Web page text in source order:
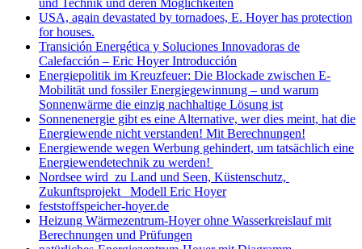
USA, again devastated by tornadoes, E. Hoyer has protection
for houses.
Transición Energética y Soluciones Innovadoras de
Calefacción – Eric Hoyer Introducción
Energiepolitik im Kreuzfeuer: Die Blockade zwischen E-
Mobilität und fossiler Energiegewinnung – und warum
Sonnenwärme die einzig nachhaltige Lösung ist
Sonnenenergie gibt es eine Alternative, wer dies meint, hat die
Energiewende nicht verstanden! Mit Berechnungen!
Energiewende wegen Werbung gehindert, um tatsächlich eine
Energiewendetechnik zu werden!
Nordsee wird zu Land und Seen, Küstenschutz,
Zukunftsprojekt Modell Eric Hoyer
feststoffspeicher-hoyer.de
Heizung Wärmezentrum-Hoyer ohne Wasserkreislauf mit
Berechnungen und Prüfungen